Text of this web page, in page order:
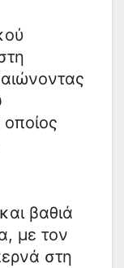
οποίος
βαθιά
με τον
στη